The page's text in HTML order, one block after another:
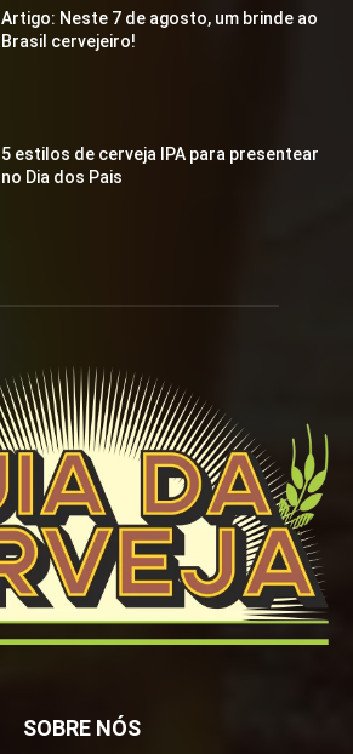
Artigo: Neste 7 de agosto, um brinde ao
Brasil cervejeiro!
5 estilos de cerveja IPA para presentear
no Dia dos Pais
SOBRE NÓS